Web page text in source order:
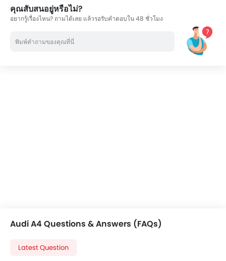
คุณสับสนอยู่หรือไม่?
อยากรู้เรื่องไหน? ถามได้เลย แล้วรอรับคำตอบใน 48 ชั่วโมง
Audi A4 Questions & Answers (FAQs)
Latest Question